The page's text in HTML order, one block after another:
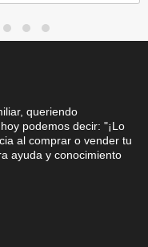
queriendo
podemos decir: "¡Lo
al comprar o vender tu
ayuda y conocimiento